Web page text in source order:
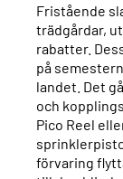
Fristående
trädgårdar,
rabatter.
på
landet. Det
och
Pico Reel
förvaring